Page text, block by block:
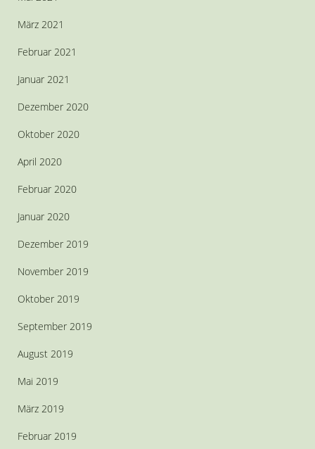
März 2021
Februar 2021
Januar 2021
Dezember 2020
Oktober 2020
April 2020
Februar 2020
Januar 2020
Dezember 2019
November 2019
Oktober 2019
September 2019
August 2019
Mai 2019
März 2019
Februar 2019